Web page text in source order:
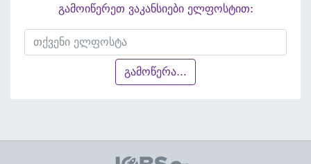
გამოიწერეთ ვაკანსიები ელფოსტით:
გამოწერა...